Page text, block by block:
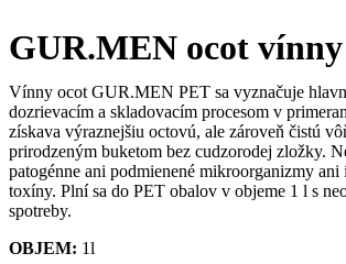
GUR.MEN ocot
Vínny ocot GUR.MEN PET sa vyznačuje
dozrievacím a skladovacím procesom v
získava výraznejšiu octovú, ale zároveň čistú
prirodzeným buketom bez cudzorodej zložky.
patogénne ani podmienené mikroorganizmy
toxíny. Plní sa do PET obalov v objeme 1 l s
spotreby.
OBJEM: 1l